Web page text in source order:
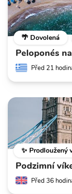
🌴 Dovolená
Peloponés
Před 21
✨ Prodloužený
Podzimní
Před 36